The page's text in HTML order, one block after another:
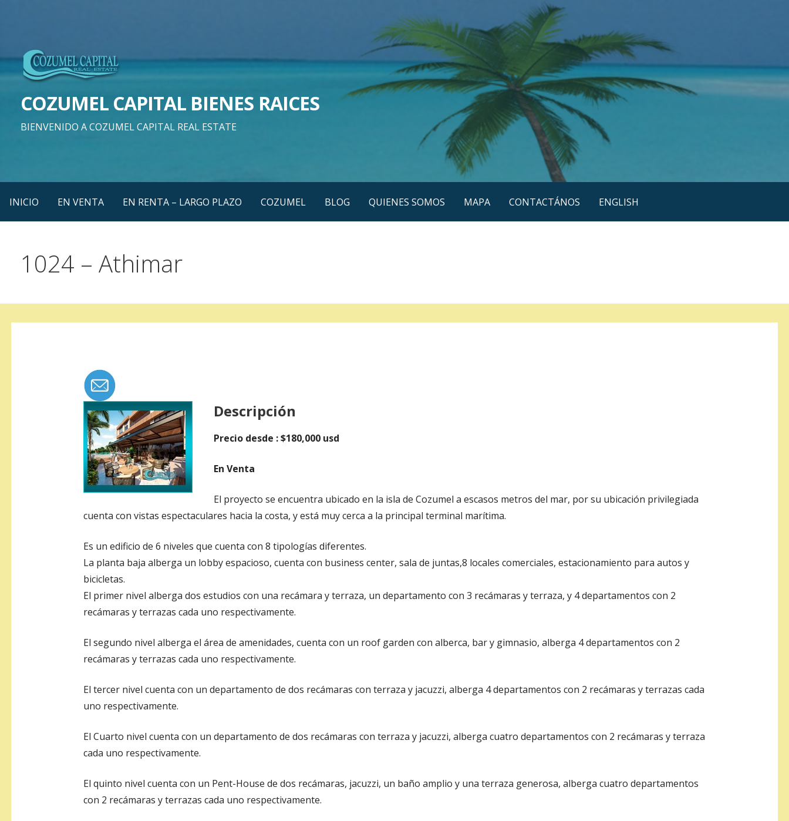
COZUMEL CAPITAL BIENES RAICES
BIENVENIDO A COZUMEL CAPITAL REAL ESTATE
INICIO EN VENTA EN RENTA – LARGO PLAZO COZUMEL BLOG QUIENES SOMOS MAPA CONTACTÁNOS ENGLISH
1024 – Athimar
Descripción
Precio desde : $180,000 usd
En Venta
El proyecto se encuentra ubicado en la isla de Cozumel a escasos metros del mar, por su ubicación privilegiada
cuenta con vistas espectaculares hacia la costa, y está muy cerca a la principal terminal marítima.
Es un edificio de 6 niveles que cuenta con 8 tipologías diferentes.
La planta baja alberga un lobby espacioso, cuenta con business center, sala de juntas,8 locales comerciales, estacionamiento para autos y
bicicletas.
El primer nivel alberga dos estudios con una recámara y terraza, un departamento con 3 recámaras y terraza, y 4 departamentos con 2
recámaras y terrazas cada uno respectivamente.
El segundo nivel alberga el área de amenidades, cuenta con un roof garden con alberca, bar y gimnasio, alberga 4 departamentos con 2
recámaras y terrazas cada uno respectivamente.
El tercer nivel cuenta con un departamento de dos recámaras con terraza y jacuzzi, alberga 4 departamentos con 2 recámaras y terrazas cada
uno respectivamente.
El Cuarto nivel cuenta con un departamento de dos recámaras con terraza y jacuzzi, alberga cuatro departamentos con 2 recámaras y terraza
cada uno respectivamente.
El quinto nivel cuenta con un Pent-House de dos recámaras, jacuzzi, un baño amplio y una terraza generosa, alberga cuatro departamentos
con 2 recámaras y terrazas cada uno respectivamente.